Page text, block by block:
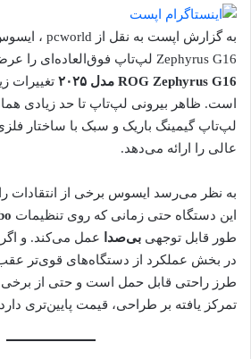
Zephyrus G16 لپ‌تاپ فوق‌العاده‌ای را عرضه کرد و مدل
ROG Zephyrus G16 مدل ۲۰۲۵
تغییرات
است. ظاهر بیرونی لپ‌تاپ تا حد زیادی
لپ‌تاپ گیمینگ باریک و سبک با ساختار
عالی را ارائه می‌دهد.
به نظر می‌رسد ایسوس برخی از انتقادات
این دستگاه حتی زمانی که روی تنظیمات
طور قابل توجهی بی‌صدا
عمل می‌کند. و
در بخش عملکرد از دستگاه‌های قوی‌تر عقب
طرز راحتی قابل حمل است و حتی از برخی
تمرکز یافته بر طراحی، قیمت پایین‌تری